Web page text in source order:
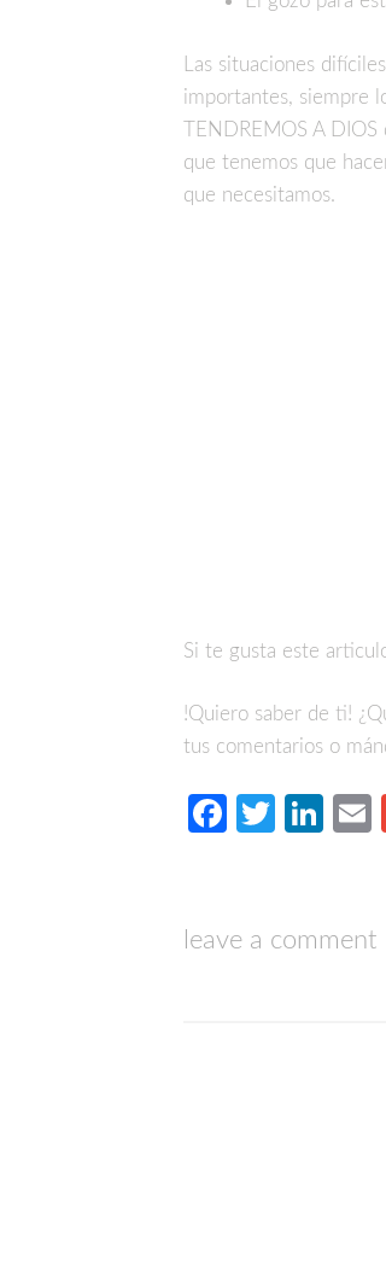
Las situaciones
importantes, siempre
TENDREMOS A
que tenemos que
que necesitamos.
Si te gusta este
!Quiero saber de ti!
tus comentarios o
Facebook
leave a comment